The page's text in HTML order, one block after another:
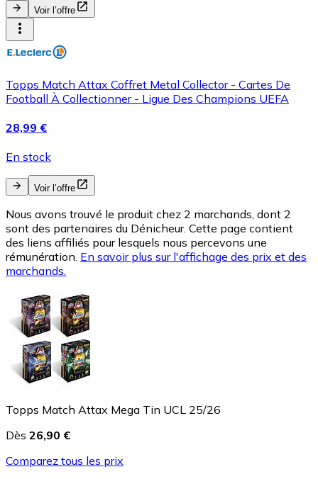
Voir l’offre
Topps Match Attax Coffret Metal Collector - Cartes De
Football À Collectionner - Ligue Des Champions UEFA
28,99 €
En stock
Voir l’offre
Nous avons trouvé le produit chez 2 marchands, dont 2
sont des partenaires du Dénicheur. Cette page contient
des liens affiliés pour lesquels nous percevons une
rémunération. En savoir plus sur l'affichage des prix et des
marchands.
Topps Match Attax Mega Tin UCL 25/26
Dès 26,90 €
Comparez tous les prix